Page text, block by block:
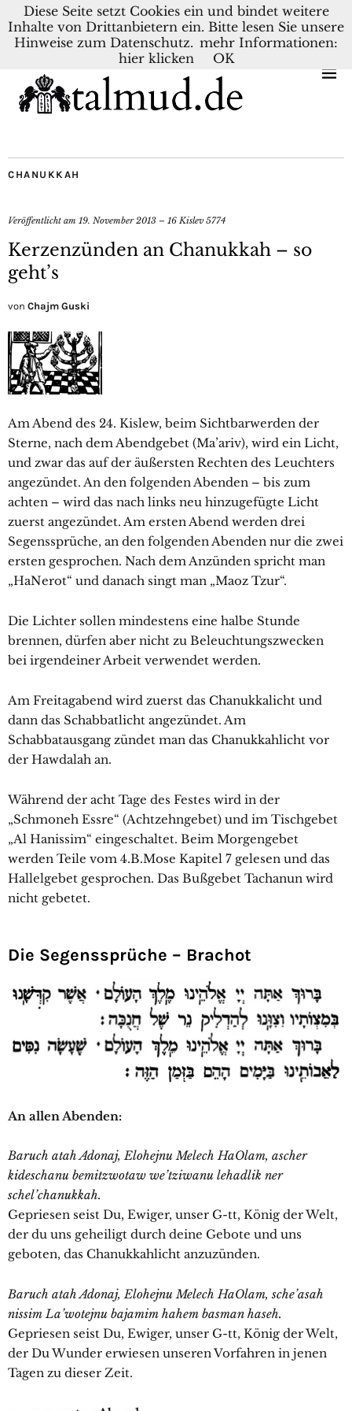
KONTAKT BLOG DEUTSCH NEDERLANDS
CHANUKKAH
Veröffentlicht am 19. November 2013 – 16 Kislev 5774
Kerzenzünden an Chanukkah – so
geht’s
von Chajm Guski
Am Abend des 24. Kislew, beim Sichtbarwerden der
Sterne, nach dem Abendgebet (Ma’ariv), wird ein Licht,
und zwar das auf der äußersten Rechten des Leuchters
angezündet. An den folgenden Abenden – bis zum
achten – wird das nach links neu hinzugefügte Licht
zuerst angezündet. Am ersten Abend werden drei
Segenssprüche, an den folgenden Abenden nur die zwei
ersten gesprochen. Nach dem Anzünden spricht man
„HaNerot“ und danach singt man „Maoz Tzur“.
Die Lichter sollen mindestens eine halbe Stunde
brennen, dürfen aber nicht zu Beleuchtungszwecken
bei irgendeiner Arbeit verwendet werden.
Am Freitagabend wird zuerst das Chanukkalicht und
dann das Schabbatlicht angezündet. Am
Schabbatausgang zündet man das Chanukkahlicht vor
der Hawdalah an.
Während der acht Tage des Festes wird in der
„Schmoneh Essre“ (Achtzehngebet) und im Tischgebet
„Al Hanissim“ eingeschaltet. Beim Morgengebet
werden Teile vom 4.B.Mose Kapitel 7 gelesen und das
Hallelgebet gesprochen. Das Bußgebet Tachanun wird
nicht gebetet.
Die Segenssprüche – Brachot
An allen Abenden:
Baruch atah Adonaj, Elohejnu Melech HaOlam, ascher
kideschanu bemitzwotaw we’tziwanu lehadlik ner
schel’chanukkah.
Gepriesen seist Du, Ewiger, unser G-tt, König der Welt,
der du uns geheiligt durch deine Gebote und uns
geboten, das Chanukkahlicht anzuzünden.
Baruch atah Adonaj, Elohejnu Melech HaOlam, sche’asah
nissim La’wotejnu bajamim hahem basman haseh.
Gepriesen seist Du, Ewiger, unser G-tt, König der Welt,
der Du Wunder erwiesen unseren Vorfahren in jenen
Tagen zu dieser Zeit.
Diese Seite setzt Cookies ein und bindet weitere
Inhalte von Drittanbietern ein. Bitte lesen Sie unsere
Hinweise zum Datenschutz. mehr Informationen:
hier klicken
OK